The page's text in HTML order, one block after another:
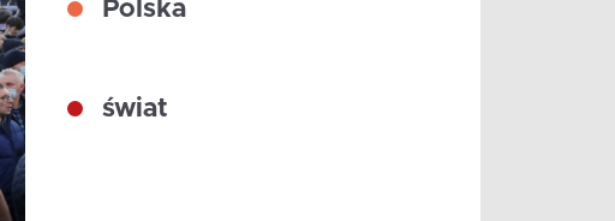
Polska
świat